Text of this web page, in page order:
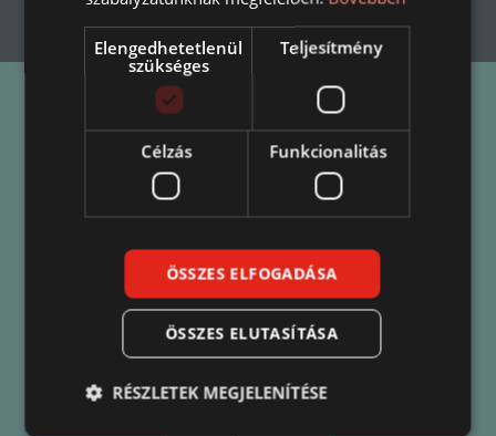
Ügyfeleink mondták
végi
ajándékozás
formájában
történt.
Elengedhetetlenül
szükséges
Teljesítmény
Célzás Funkcionalitás
ÖSSZES ELFOGADÁSA
ÖSSZES ELUTASÍTÁSA
RÉSZLETEK MEGJELENÍTÉSE